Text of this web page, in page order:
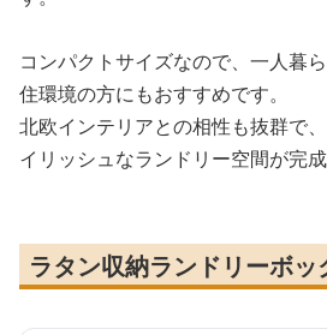
コンパクトサイズなので、一人暮
住環境の方にもおすすめです。
北欧インテリアとの相性も抜群で
イリッシュなランドリー空間が完成
ラタン収納ランドリーボッ